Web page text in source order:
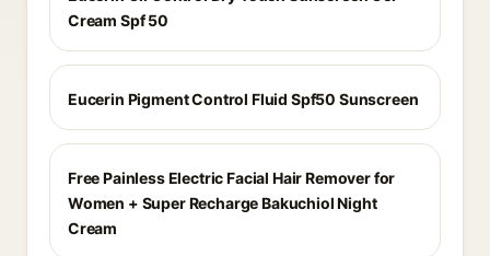
Cream Spf 50
Eucerin Pigment Control Fluid Spf50 Sunscreen
Free Painless Electric Facial Hair Remover for
Women + Super Recharge Bakuchiol Night
Cream